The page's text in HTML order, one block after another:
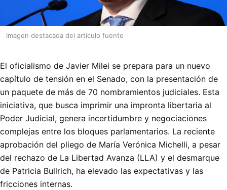
Imagen destacada del articulo fuente
El oficialismo de Javier Milei se prepara para un nuevo
capítulo de tensión en el Senado, con la presentación de
un paquete de más de 70 nombramientos judiciales. Esta
iniciativa, que busca imprimir una impronta libertaria al
Poder Judicial, genera incertidumbre y negociaciones
complejas entre los bloques parlamentarios. La reciente
aprobación del pliego de María Verónica Michelli, a pesar
del rechazo de La Libertad Avanza (LLA) y el desmarque
de Patricia Bullrich, ha elevado las expectativas y las
fricciones internas.